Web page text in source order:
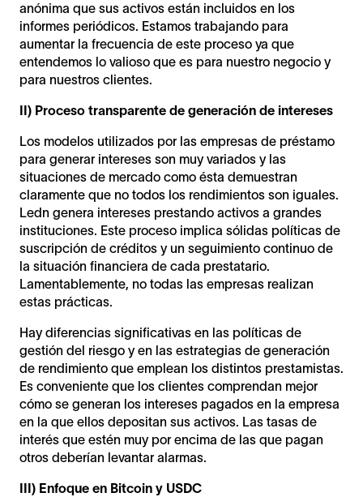
anónima que sus activos están incluidos en los
informes periódicos. Estamos trabajando para
aumentar la frecuencia de este proceso ya que
entendemos lo valioso que es para nuestro negocio y
para nuestros clientes.
II) Proceso transparente de generación de intereses
Los modelos utilizados por las empresas de préstamo
para generar intereses son muy variados y las
situaciones de mercado como ésta demuestran
claramente que no todos los rendimientos son iguales.
Ledn genera intereses prestando activos a grandes
instituciones. Este proceso implica sólidas políticas de
suscripción de créditos y un seguimiento continuo de
la situación financiera de cada prestatario.
Lamentablemente, no todas las empresas realizan
estas prácticas.
Hay diferencias significativas en las políticas de
gestión del riesgo y en las estrategias de generación
de rendimiento que emplean los distintos prestamistas.
Es conveniente que los clientes comprendan mejor
cómo se generan los intereses pagados en la empresa
en la que ellos depositan sus activos. Las tasas de
interés que estén muy por encima de las que pagan
otros deberían levantar alarmas.
III) Enfoque en Bitcoin y USDC